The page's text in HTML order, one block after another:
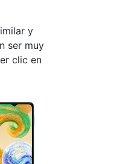
y
ser muy
clic en